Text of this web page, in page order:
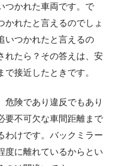
つかれた車両です。で
かれたと言えるのでしょ
いつかれたと言えるの
れたら？その答えは、安
接近したときです。
危険であり違反でもあり
要不可欠な車間距離まで
わけです。バックミラー
度に離れているからとい